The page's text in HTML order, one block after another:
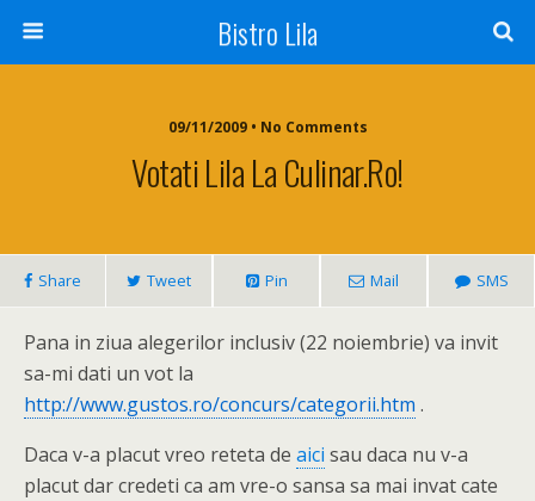
Bistro Lila
09/11/2009 • No Comments
Votati Lila La Culinar.ro!
Share Tweet Pin Mail SMS
Pana in ziua alegerilor inclusiv (22 noiembrie) va invit
sa-mi dati un vot la
http://www.gustos.ro/concurs/categorii.htm .
Daca v-a placut vreo reteta de aici sau daca nu v-a
placut dar credeti ca am vre-o sansa sa mai invat cate